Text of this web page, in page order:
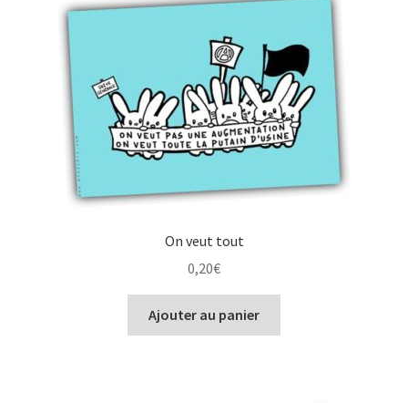
On veut tout
0,20€
Ajouter au panier